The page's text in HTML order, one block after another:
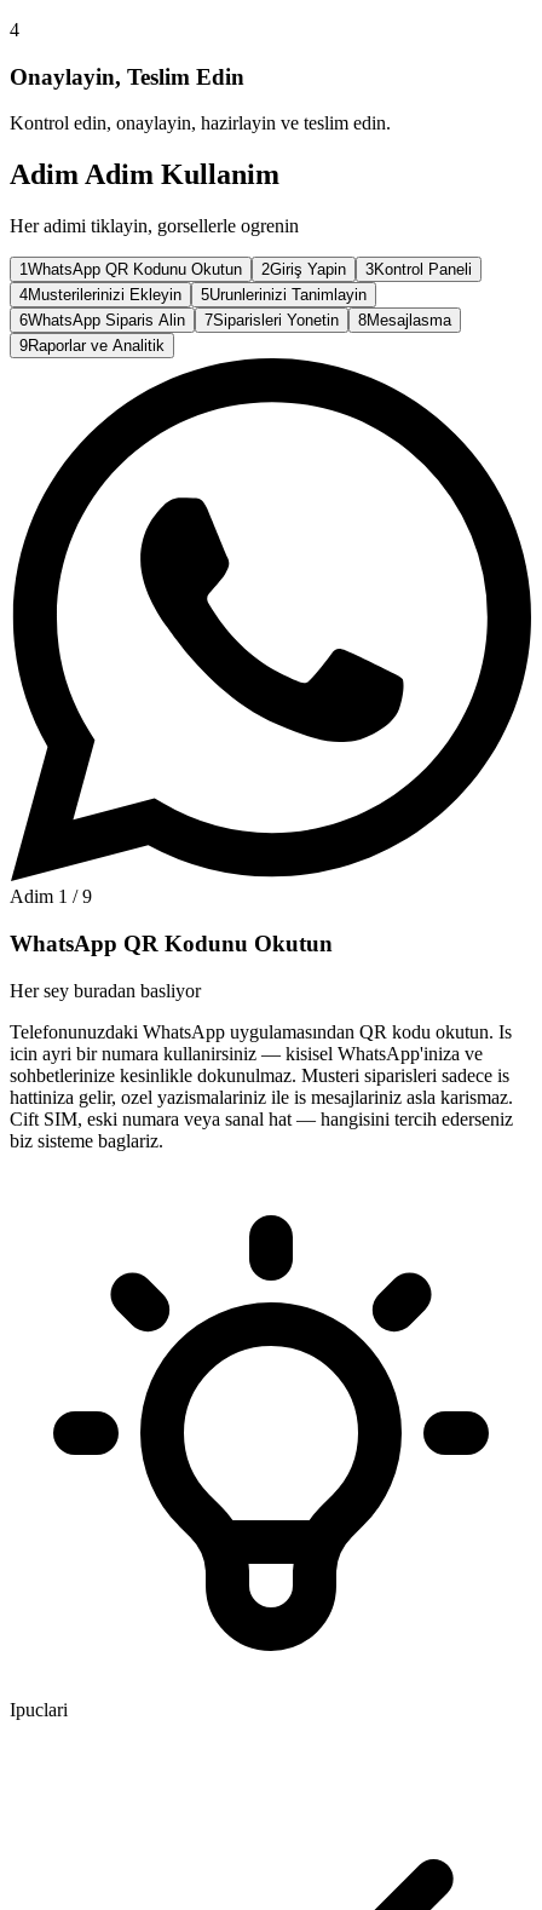
4
Onaylayin, Teslim Edin
Kontrol edin, onaylayin, hazirlayin ve teslim edin.
Adim Adim Kullanim
Her adimi tiklayin, gorsellerle ogrenin
1WhatsApp QR Kodunu Okutun 2Giriş Yapin 3Kontrol Paneli
4Musterilerinizi Ekleyin 5Urunlerinizi Tanimlayin
6WhatsApp Siparis Alin 7Siparisleri Yonetin 8Mesajlasma
9Raporlar ve Analitik
Adim 1 /9
WhatsApp QR Kodunu Okutun
Her sey buradan basliyor
Telefonunuzdaki WhatsApp uygulamasından QR kodu okutun. Is
icin ayri bir numara kullanirsiniz — kisisel WhatsApp'iniza ve
sohbetlerinize kesinlikle dokunulmaz. Musteri siparisleri sadece is
hattiniza gelir, ozel yazismalariniz ile is mesajlariniz asla karismaz.
Cift SIM, eski numara veya sanal hat — hangisini tercih ederseniz
biz sisteme baglariz.
Ipuclari